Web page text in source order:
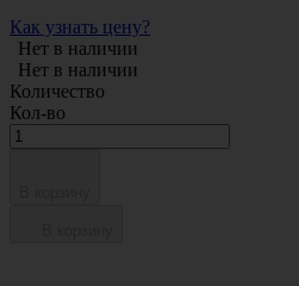
Как узнать цену?
Нет в наличии
Нет в наличии
Количество
Кол-во